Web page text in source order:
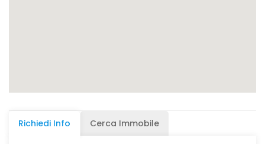
Richiedi Info Cerca Immobile